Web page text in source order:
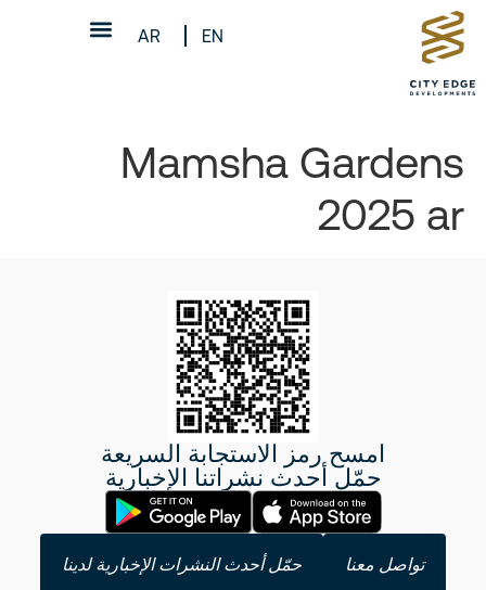
EN
AR
Mamsha Gardens
2025 ar
امسح رمز الاستجابة السريعة
حمّل أحدث نشراتنا الإخبارية
تواصل معنا حمّل أحدث النشرات الإخبارية لدينا